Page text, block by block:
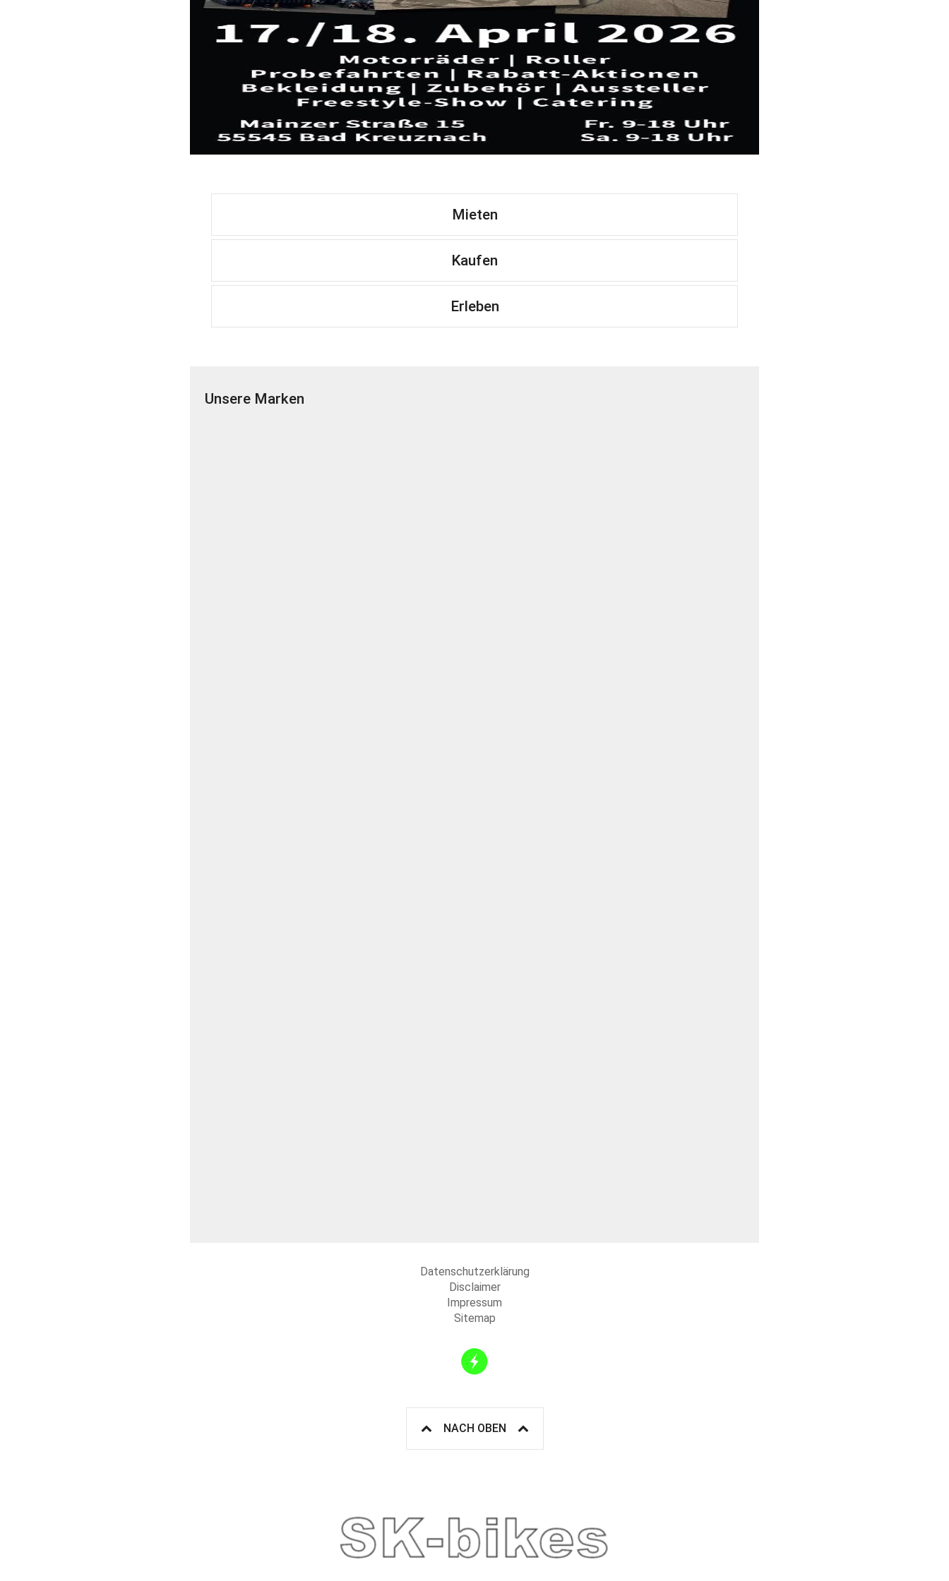
Mieten
Kaufen
Erleben
Unsere Marken
Datenschutzerklärung
Disclaimer
Impressum
Sitemap
NACH OBEN